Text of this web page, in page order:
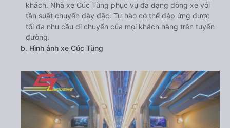
khách. Nhà xe Cúc Tùng phục vụ đa dạng dòng xe với
tần suất chuyến dày đặc. Tự hào có thể đáp ứng được
tối đa nhu cầu di chuyển của mọi khách hàng trên tuyến
đường.
b. Hình ảnh xe Cúc Tùng